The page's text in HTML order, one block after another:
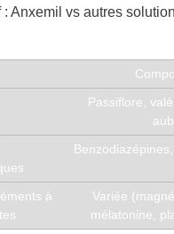
Anxemil vs autres
Passiflore,
Variée
mélatonine,